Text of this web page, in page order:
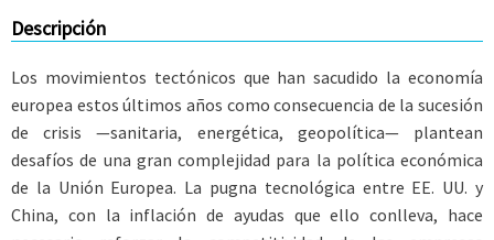
Descripción
Los movimientos tectónicos que han sacudido la economía
europea estos últimos años como consecuencia de la sucesión
de crisis —sanitaria, energética, geopolítica— plantean
desafíos de una gran complejidad para la política económica
de la Unión Europea. La pugna tecnológica entre EE. UU. y
China, con la inflación de ayudas que ello conlleva, hace